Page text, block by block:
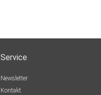
Service
Newsletter
Kontakt